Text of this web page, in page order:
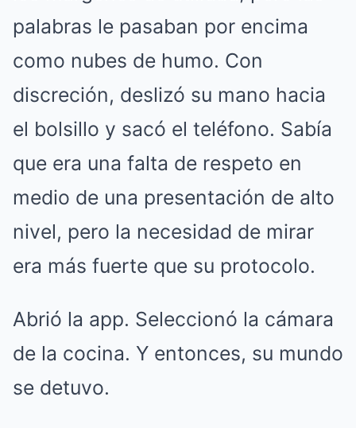
palabras le pasaban por encima
como nubes de humo. Con
discreción, deslizó su mano hacia
el bolsillo y sacó el teléfono. Sabía
que era una falta de respeto en
medio de una presentación de alto
nivel, pero la necesidad de mirar
era más fuerte que su protocolo.
Abrió la app. Seleccionó la cámara
de la cocina. Y entonces, su mundo
se detuvo.